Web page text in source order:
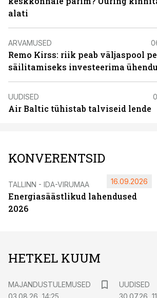
alati
ARVAMUSED
Remo Kirss: riik peab väljaspool
säilitamiseks investeerima
UUDISED
Air Baltic tühistab talviseid lende
KONVERENTSID
TALLINN - IDA-VIRUMAA
Energiasäästlikud lahendused
2026
16.09.2026
HETKEL KUUM
MAJANDUSTULEMUSED
03.08.26, 14:25
UUDISED
30.07.26,